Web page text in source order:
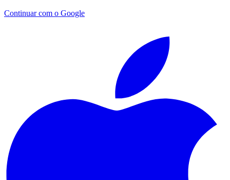
Continuar com o Google